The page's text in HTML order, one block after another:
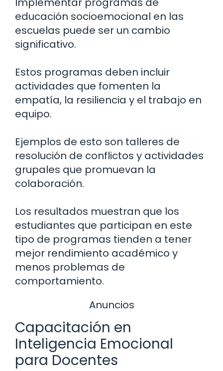
educación socioemocional en las
escuelas puede ser un cambio
significativo.
Estos programas deben incluir
actividades que fomenten la
empatía, la resiliencia y el trabajo en
equipo.
Ejemplos de esto son talleres de
resolución de conflictos y actividades
grupales que promuevan la
colaboración.
Los resultados muestran que los
estudiantes que participan en este
tipo de programas tienden a tener
mejor rendimiento académico y
menos problemas de
comportamiento.
Anuncios
Capacitación en
Inteligencia Emocional
para Docentes